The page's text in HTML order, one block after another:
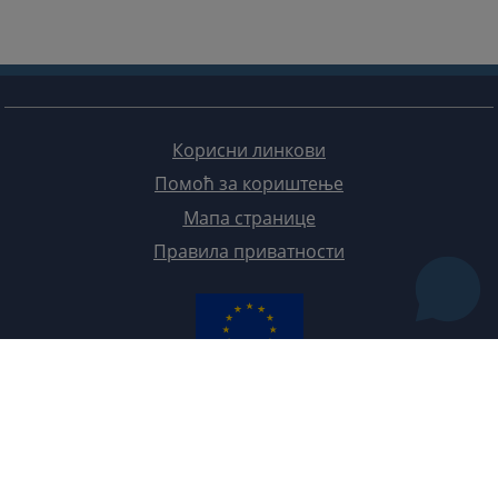
Корисни линкови
Помоћ за кориштење
Мапа странице
Правила приватности